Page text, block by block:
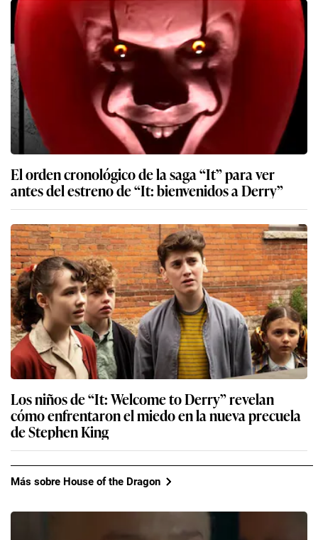
El orden cronológico de la saga “It” para ver
antes del estreno de “It: bienvenidos a Derry”
Los niños de “It: Welcome to Derry” revelan
cómo enfrentaron el miedo en la nueva precuela
de Stephen King
Más sobre House of the Dragon